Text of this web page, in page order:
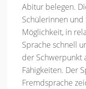
Abitur belegen.
Schülerinnen
Möglichkeit, in
Sprache schnell
der Schwerpunkt
Fähigkeiten. Der
Fremdsprache